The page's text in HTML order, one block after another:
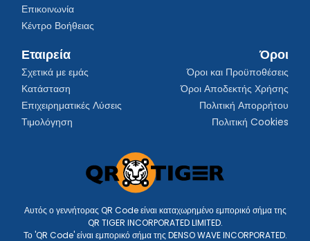
Επικοινωνία
Κέντρο Βοήθειας
Εταιρεία
Σχετικά με εμάς
Κατάσταση
Επιχειρηματικές Λύσεις
Τιμολόγηση
Όροι
Όροι και Προϋποθέσεις
Όροι Αποδεκτής Χρήσης
Πολιτική Απορρήτου
Πολιτική Cookies
Αυτός ο γεννήτορας QR Code είναι καταχωρημένο εμπορικό σήμα της
QR TIGER INCORPORATED LIMITED.
Το 'QR Code' είναι εμπορικό σήμα της DENSO WAVE INCORPORATED.